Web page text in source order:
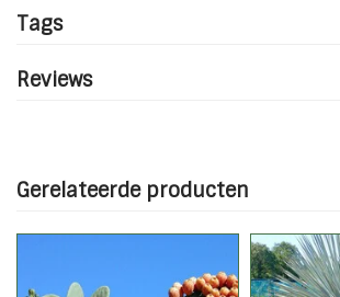
Tags
Reviews
Gerelateerde producten